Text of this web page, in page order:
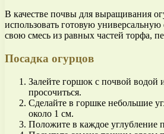
В качестве почвы для выращивания
использовать готовую
свою смесь из равных частей торфа,
Посадка огурцов
Залейте горшок с почвой водой
просочиться.
Сделайте в горшке небольшие
около 1 см.
Положите в каждое углубление